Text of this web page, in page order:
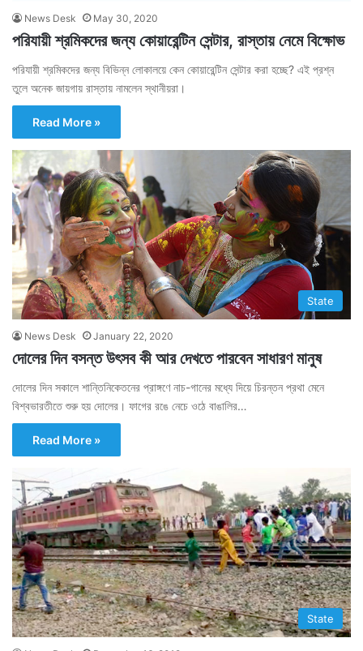
News Desk May 30, 2020
পরিযায়ী শ্রমিকদের জন্য কোয়ারেন্টিন সেন্টার, রাস্তায় নেমে বিক্ষোভ
পরিযায়ী শ্রমিকদের জন্য বিভিন্ন লোকালয়ে কেন কোয়ারেন্টিন সেন্টার করা হচ্ছে? এই প্রশ্ন
তুলে অনেক জায়গায় রাস্তায় নামলেন স্থানীয়রা।
Read More »
State
News Desk January 22, 2020
দোলের দিন বসন্ত উৎসব কী আর দেখতে পারবেন সাধারণ মানুষ
দোলের দিন সকালে শান্তিনিকেতনের প্রাঙ্গণে নাচ-গানের মধ্যে দিয়ে চিরন্তন প্রথা মেনে
বিশ্বভারতীতে শুরু হয় দোলের। ফাগের রঙে নেচে ওঠে বাঙালির…
Read More »
State